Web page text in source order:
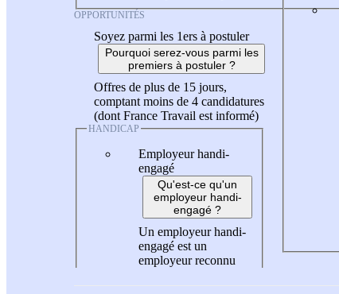
OPPORTUNITÉS
Soyez parmi les 1ers à postuler
Pourquoi serez-vous parmi les
premiers à postuler ?
Offres de plus de 15 jours,
comptant moins de 4 candidatures
(dont France Travail est informé)
HANDICAP
Employeur handi-
engagé
Qu'est-ce qu'un
employeur handi-
engagé ?
Un employeur handi-
engagé est un
employeur reconnu